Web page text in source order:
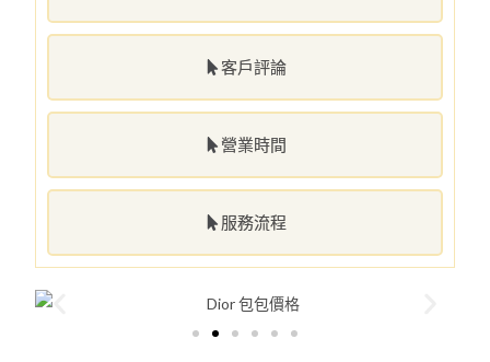
客戶評論
營業時間
服務流程